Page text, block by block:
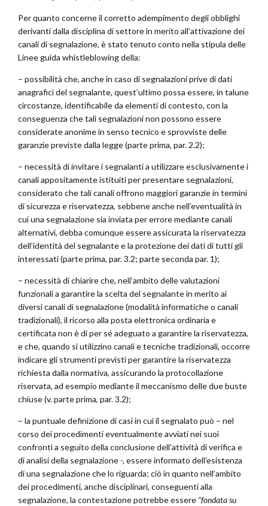
Per quanto concerne il corretto adempimento degli obblighi
derivanti dalla disciplina di settore in merito all’attivazione dei
canali di segnalazione, è stato tenuto conto nella stipula delle
Linee guida whistleblowing della:
– possibilità che, anche in caso di segnalazioni prive di dati
anagrafici del segnalante, quest’ultimo possa essere, in talune
circostanze, identificabile da elementi di contesto, con la
conseguenza che tali segnalazioni non possono essere
considerate anonime in senso tecnico e sprovviste delle
garanzie previste dalla legge (parte prima, par. 2.2);
– necessità di invitare i segnalanti a utilizzare esclusivamente i
canali appositamente istituiti per presentare segnalazioni,
considerato che tali canali offrono maggiori garanzie in termini
di sicurezza e riservatezza, sebbene anche nell’eventualità in
cui una segnalazione sia inviata per errore mediante canali
alternativi, debba comunque essere assicurata la riservatezza
dell’identità del segnalante e la protezione dei dati di tutti gli
interessati (parte prima, par. 3.2; parte seconda par. 1);
– necessità di chiarire che, nell’ambito delle valutazioni
funzionali a garantire la scelta del segnalante in merito ai
diversi canali di segnalazione (modalità informatiche o canali
tradizionali), il ricorso alla posta elettronica ordinaria e
certificata non è di per sé adeguato a garantire la riservatezza,
e che, quando si utilizzino canali e tecniche tradizionali, occorre
indicare gli strumenti previsti per garantire la riservatezza
richiesta dalla normativa, assicurando la protocollazione
riservata, ad esempio mediante il meccanismo delle due buste
chiuse (v. parte prima, par. 3.2);
– la puntuale definizione di casi in cui il segnalato può – nel
corso dei procedimenti eventualmente avviati nei suoi
confronti a seguito della conclusione dell’attività di verifica e
di analisi della segnalazione -, essere informato dell’esistenza
di una segnalazione che lo riguarda; ciò in quanto nell’ambito
dei procedimenti, anche disciplinari, conseguenti alla
segnalazione, la contestazione potrebbe essere “fondata su